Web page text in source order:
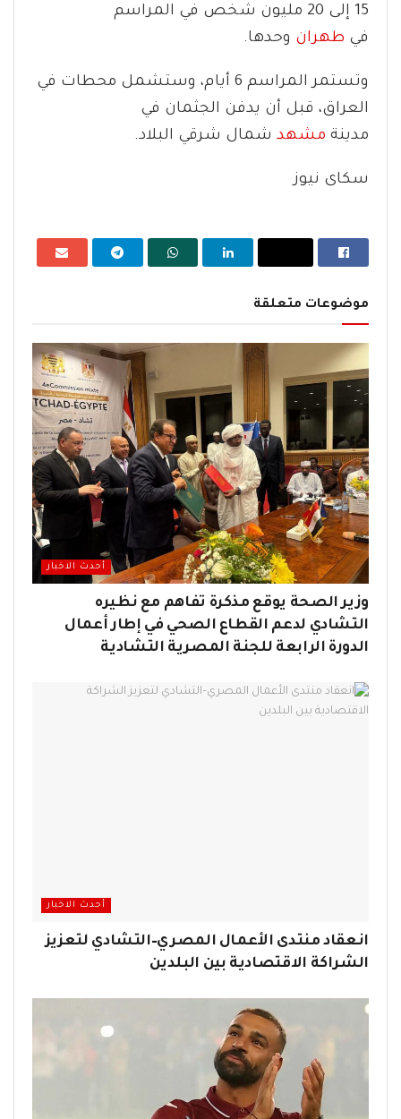
15 إلى 20 مليون شخص في المراسم
في طهران وحدها.
وتستمر المراسم 6 أيام، وستشمل محطات في
العراق، قبل أن يدفن الجثمان في
مدينة مشهد شمال شرقي البلاد.
سكاى نيوز
موضوعات متعلقة
أحدث الاخبار
وزير الصحة يوقع مذكرة تفاهم مع نظيره
التشادي لدعم القطاع الصحي في إطار أعمال
الدورة الرابعة للجنة المصرية التشادية
أحدث الاخبار
انعقاد منتدى الأعمال المصري–التشادي لتعزيز
الشراكة الاقتصادية بين البلدين